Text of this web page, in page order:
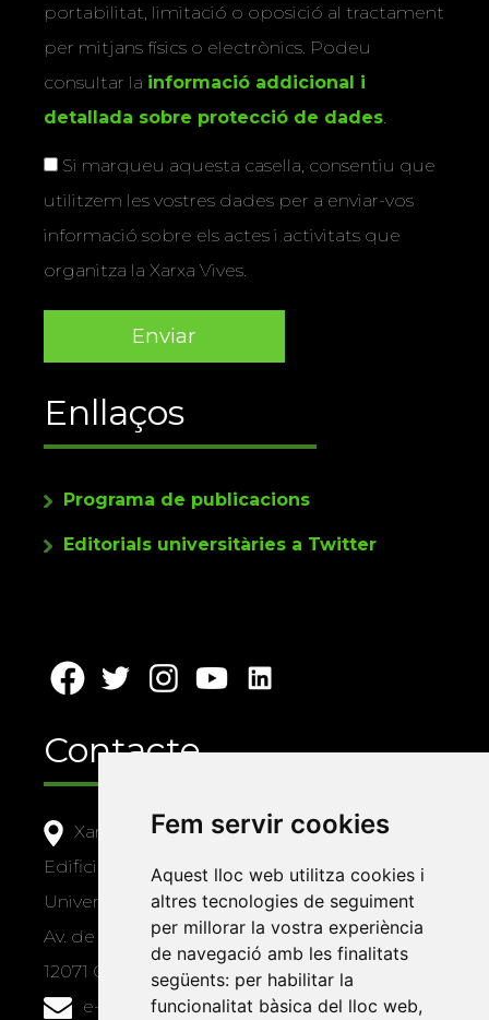
Fem servir cookies
Aquest lloc web utilitza cookies i
altres tecnologies de seguiment
per millorar la vostra experiència
de navegació amb les finalitats
següents: per habilitar la
funcionalitat bàsica del lloc web,
portabilitat, limitació o oposició al tractament
per mitjans físics o electrònics. Podeu
consultar la informació addicional i
detallada sobre protecció de dades
Si marqueu aquesta casella, consentiu que
utilitzem les vostres dades per a enviar-vos
informació sobre els actes i activitats que
organitza la Xarxa Vives.
Enllaços
Programa de publicacions
Editorials universitàries a Twitter
Contacte
Xarxa Vives d'Universitats
Edifici Àgora
Universitat Jaume I, local 10
Av. de Vicent Sos Baynat, s/n
12071 Castelló de la Plana
e-buc@vives.org